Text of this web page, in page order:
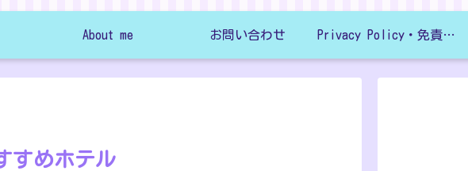
About me お問い合わせ Privacy Policy・免責事項
すめホテル